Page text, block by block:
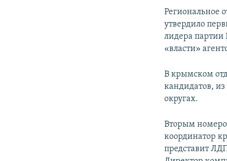
Региональное
утвердило
лидера
«власти»
В крымском
кандидатов,
округах.
Вторым
координатор
представит